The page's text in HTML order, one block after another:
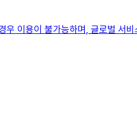
우 이용이 불가능하며, 글로벌 서